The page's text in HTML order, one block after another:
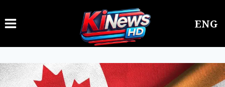
to
content
ENG